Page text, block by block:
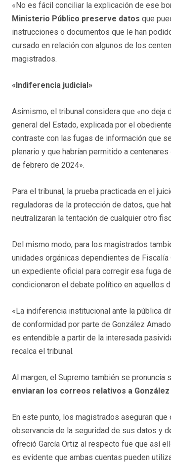
«No es fácil conciliar la explicación de ese
Ministerio Público preserve datos que
instrucciones o documentos que le han
cursado en relación con algunos de los
magistrados.
«Indiferencia judicial»
Asimismo, el tribunal considera que «no
general del Estado, explicada por el
contraste con las fugas de información que
plenario y que habrían permitido a
de febrero de 2024».
Para el tribunal, la prueba practicada en el
reguladoras de la protección de datos, que
neutralizaran la tentación de cualquier otro
Del mismo modo, para los magistrados
unidades orgánicas dependientes de
un expediente oficial para corregir esa fuga
condicionaron el debate político en aquellos
«La indiferencia institucional ante la pública
de conformidad por parte de González
es entendible a partir de la interesada
recalca el tribunal.
Al margen, el Supremo también se pronuncia
enviaran los correos relativos a González
En este punto, los magistrados aseguran
observancia de la seguridad de sus datos y
ofreció García Ortiz al respecto fue que así
es evidente que ambas cuentas pueden